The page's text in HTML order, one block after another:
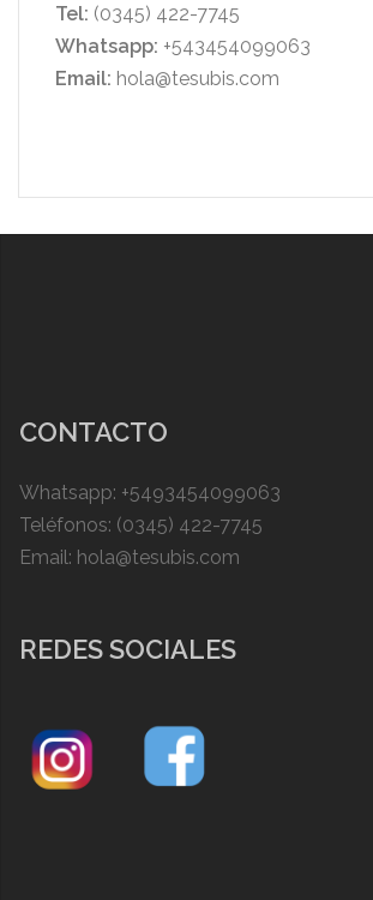
Tel: (0345) 422-7745
Whatsapp: +543454099063
Email: hola@tesubis.com
CONTACTO
Whatsapp: +5493454099063
Teléfonos: (0345) 422-7745
Email: hola@tesubis.com
REDES SOCIALES